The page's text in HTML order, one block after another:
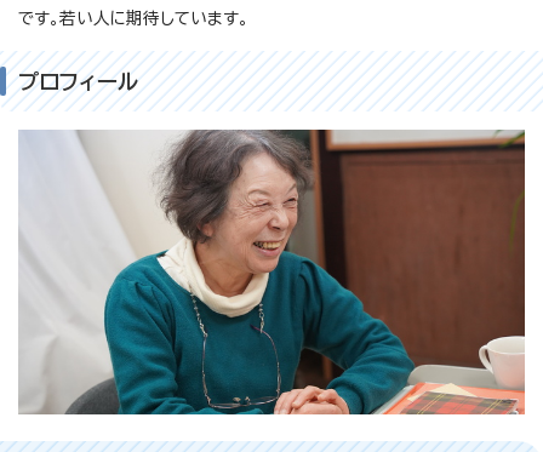
です。若い人に期待しています。
プロフィール